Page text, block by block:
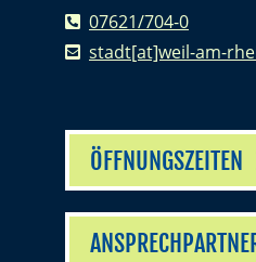
07621/704-0
stadt[at]weil-am-
ÖFFNUNGSZEITEN